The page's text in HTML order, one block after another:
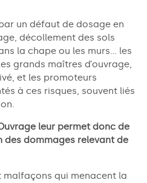
un défaut de dosage en
décollement des sols
la chape ou les murs… les
grands maîtres d’ouvrage,
et les promoteurs
à ces risques, souvent liés
leur permet donc de
dommages relevant de
malfaçons qui menacent la